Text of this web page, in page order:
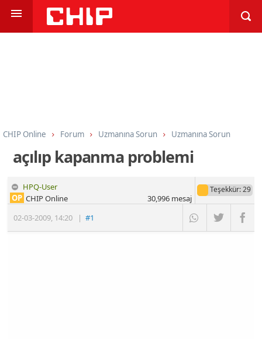
CHIP Online Forum Uzmanına Sorun Uzmanına Sorun
açılıp kapanma problemi
HPQ-User
02-03-2009, 14:20 |#1
OP CHIP Online
Teşekkür: 29
30,996mesaj